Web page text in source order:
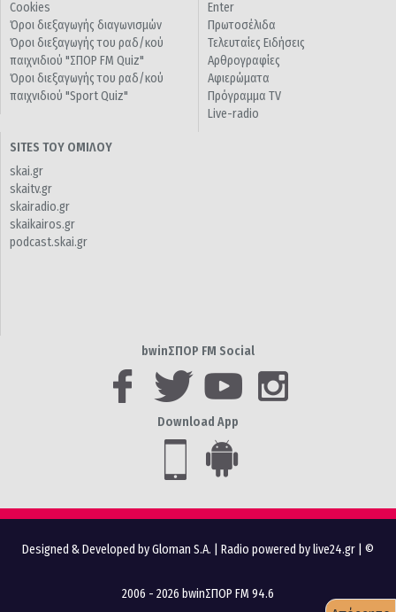
Cookies
Όροι διεξαγωγής διαγωνισμών
Όροι διεξαγωγής του ραδ/κού
παιχνιδιού "ΣΠΟΡ FM Quiz"
Όροι διεξαγωγής του ραδ/κού
παιχνιδιού "Sport Quiz"
Enter
Πρωτοσέλιδα
Τελευταίες Ειδήσεις
Αρθρογραφίες
Αφιερώματα
Πρόγραμμα TV
Live-radio
SITES ΤΟΥ ΟΜΙΛΟΥ
skai.gr
skaitv.gr
skairadio.gr
skaikairos.gr
podcast.skai.gr
bwinΣΠΟΡ FM Social
Download App
Designed & Developed by Gloman S.A. Radio powered by live24.gr | ©
2006 - 2026 bwinΣΠΟΡ FM 94.6